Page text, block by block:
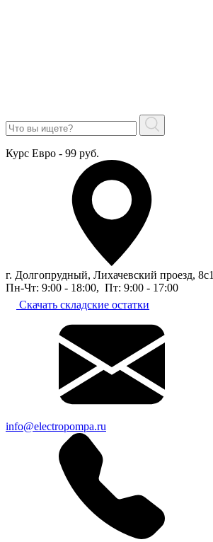
Курс Евро - 99 руб.
г. Долгопрудный, Лихачевский проезд, 8c1
Пн-Чт: 9:00 - 18:00, Пт: 9:00 - 17:00
Скачать складские остатки
info@electropompa.ru